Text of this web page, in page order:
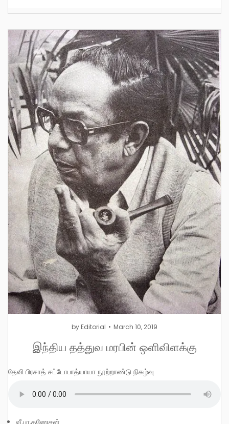
by Editorial March 10, 2019
இந்திய தத்துவ மரபின் ஒளிவிளக்கு
தேவி பிரசாத் சட்டோபாத்யாயா நூற்றாண்டு நிகழ்வு